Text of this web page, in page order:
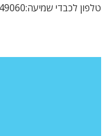
טלפון לכבדי שמיעה:058-4049060